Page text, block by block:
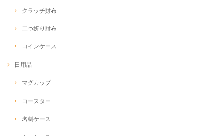
クラッチ財布
二つ折り財布
コインケース
日用品
マグカップ
コースター
名刺ケース